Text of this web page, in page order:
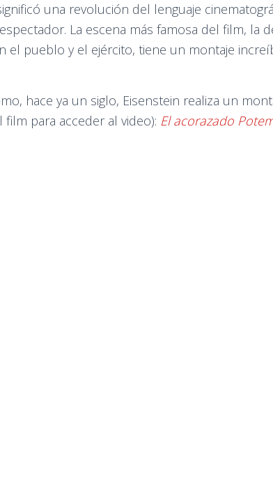
una revolución del lenguaje
La escena más famosa del film, la
el pueblo y el ejército, tiene un montaje
hace ya un siglo, Eisenstein realiza un
para acceder al video): El acorazado